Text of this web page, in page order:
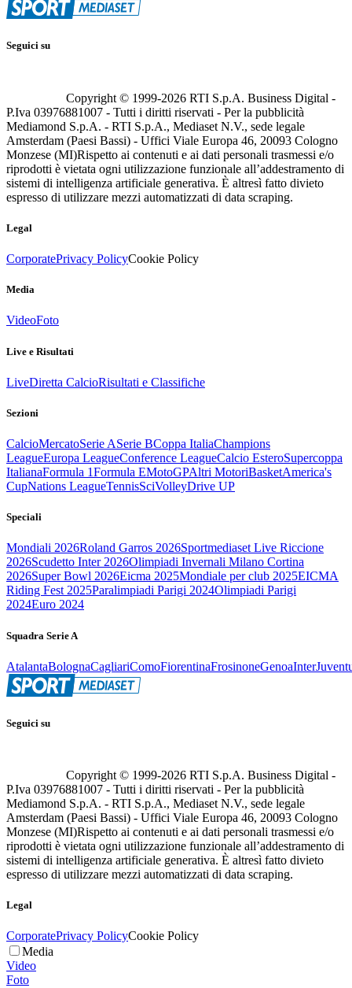
Seguici su
Copyright © 1999-2026 RTI S.p.A. Business Digital -
P.Iva 03976881007 - Tutti i diritti riservati - Per la pubblicità
Mediamond S.p.A. - RTI S.p.A., Mediaset N.V., sede legale
Amsterdam (Paesi Bassi) - Uffici Viale Europa 46, 20093 Cologno
Monzese (MI)Rispetto ai contenuti e ai dati personali trasmessi e/o
riprodotti è vietata ogni utilizzazione funzionale all’addestramento di
sistemi di intelligenza artificiale generativa. È altresì fatto divieto
espresso di utilizzare mezzi automatizzati di data scraping.
Legal
CorporatePrivacy PolicyCookie Policy
Media
VideoFoto
Live e Risultati
LiveDiretta CalcioRisultati e Classifiche
Sezioni
CalcioMercatoSerie ASerie BCoppa ItaliaChampions
LeagueEuropa LeagueConference LeagueCalcio EsteroSupercoppa
ItalianaFormula 1Formula EMotoGPAltri MotoriBasketAmerica's
CupNations LeagueTennisSciVolleyDrive UP
Speciali
Mondiali 2026Roland Garros 2026Sportmediaset Live Riccione
2026Scudetto Inter 2026Olimpiadi Invernali Milano Cortina
2026Super Bowl 2026Eicma 2025Mondiale per club 2025EICMA
Riding Fest 2025Paralimpiadi Parigi 2024Olimpiadi Parigi
2024Euro 2024
Squadra Serie A
AtalantaBolognaCagliariComoFiorentinaFrosinoneGenoaInter
Seguici su
Copyright © 1999-2026 RTI S.p.A. Business Digital -
P.Iva 03976881007 - Tutti i diritti riservati - Per la pubblicità
Mediamond S.p.A. - RTI S.p.A., Mediaset N.V., sede legale
Amsterdam (Paesi Bassi) - Uffici Viale Europa 46, 20093 Cologno
Monzese (MI)Rispetto ai contenuti e ai dati personali trasmessi e/o
riprodotti è vietata ogni utilizzazione funzionale all’addestramento di
sistemi di intelligenza artificiale generativa. È altresì fatto divieto
espresso di utilizzare mezzi automatizzati di data scraping.
Legal
CorporatePrivacy PolicyCookie Policy
Media
Video
Foto